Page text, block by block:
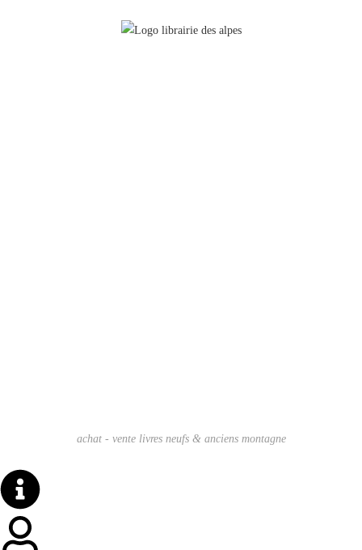
achat - vente livres neufs & anciens montagne